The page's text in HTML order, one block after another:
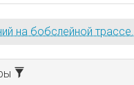
на бобслейной трассе.